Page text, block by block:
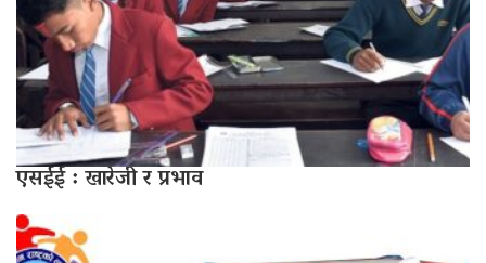
एसईई : खारेजी र प्रभाव